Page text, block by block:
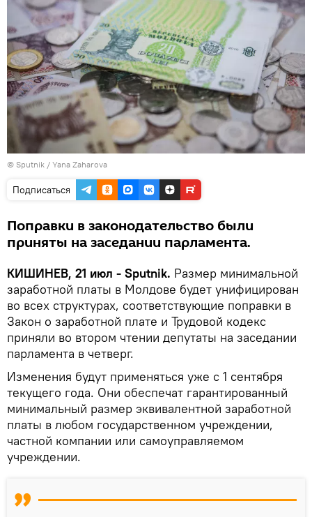
© Sputnik / Yana Zaharova
Подписаться
Поправки в законодательство были
приняты на заседании парламента.
КИШИНЕВ, 21 июл - Sputnik. Размер минимальной
заработной платы в Молдове будет унифицирован
во всех структурах, соответствующие поправки в
Закон о заработной плате и Трудовой кодекс
приняли во втором чтении депутаты на заседании
парламента в четверг.
Изменения будут применяться уже с 1 сентября
текущего года. Они обеспечат гарантированный
минимальный размер эквивалентной заработной
платы в любом государственном учреждении,
частной компании или самоуправляемом
учреждении.